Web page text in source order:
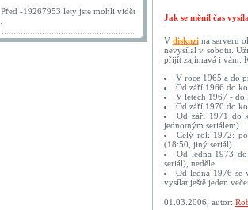
Před -19267953 lety jste mohli vidět
Jak se měnil čas
V diskuzina serveru
nevysílal v sobotu.
přijít zajímavá i vám.
V roce 1965 a do
Od září 1966 do
V letech 1967 - do
Od září 1970 do
Od září 1971 do
jednotným seriálem).
Celý rok 1972:
(18:50, jiný seriál).
Od ledna 1973
seriál), neděle.
Od ledna 1976 se
vysílat ještě jeden
01.03.2006, autor: